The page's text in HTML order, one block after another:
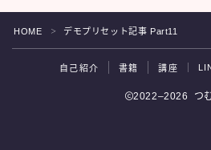
HOME ＞ デモプリセット記事 Part11
自己紹介 書籍 講座
2022–2026 つ